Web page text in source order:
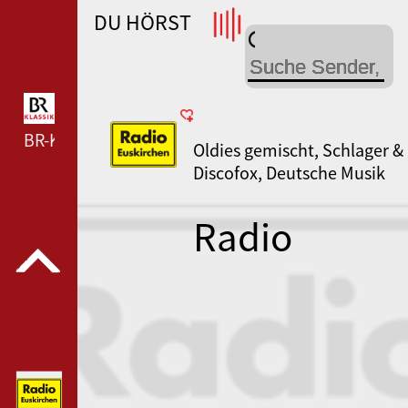
WDR 4 --- WDR 4 ---
BR-KLASSIK --- BR-KLASSIK ---
DU HÖRST
Oldies gemischt, Schlager &
Discofox, Deutsche Musik
Radio